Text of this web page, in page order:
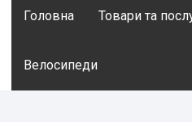
Головна Товари та
Велосипеди